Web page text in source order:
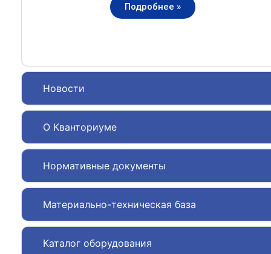
Новости
О Кванториуме
Нормативные документы
Материально-техническая база
Каталог оборудования
Подробнее »